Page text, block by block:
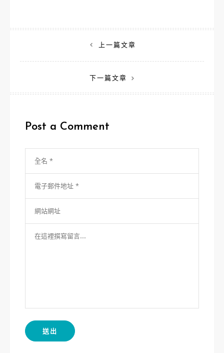
章
上一篇文章
下一篇文章
Post a Comment